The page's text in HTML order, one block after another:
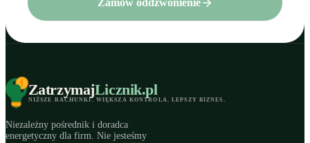
Zamów oddzwonienie
ZatrzymajLicznik.pl
NIŻSZE RACHUNKI. WIĘKSZA KONTROLA. LEPSZY BIZNES .
Niezależny pośrednik i doradca
energetyczny dla firm. Nie jesteśmy